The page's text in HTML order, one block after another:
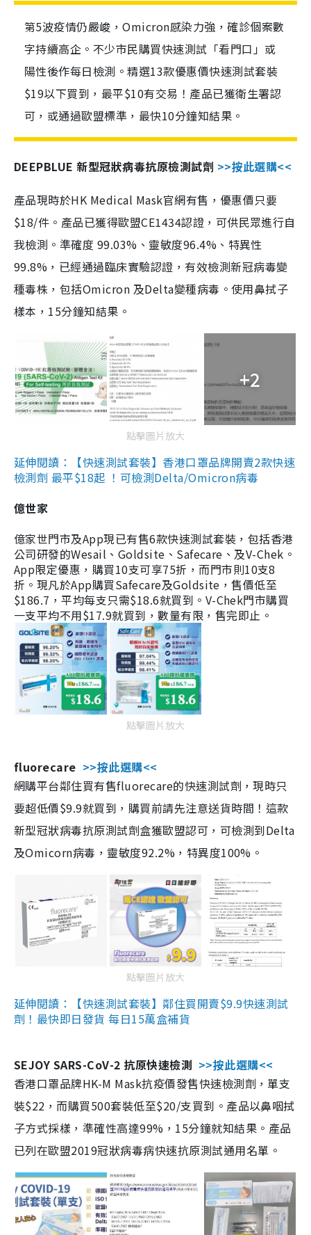
第5波疫情仍嚴峻，Omicron感染力強，確診個案數
字持續高企。不少市民購買快速測試「看門口」或
陽性後作每日檢測。精選13款優惠價快速測試套裝
$19以下買到，最平$10有交易！產品已獲衛生署認
可，或通過歐盟標準，最快10分鐘知結果。
DEEPBLUE 新型冠狀病毒抗原檢測試劑 >>按此選購<<
產品現時於HK Medical Mask官網有售，優惠價只要
$18/件。產品已獲得歐盟CE1434認證，可供民眾進行自
我檢測。準確度 99.03%、靈敏度96.4%、特異性
99.8%，已經通過臨床實驗認證，有效檢測新冠病毒變
種毒株，包括Omicron 及Delta變種病毒。使用鼻拭子
樣本，15分鐘知結果。
+2
點擊圖片放大
延伸閱讀：【快速測試套裝】香港口罩品牌開賣2款快速
檢測劑 最平$18起 ！可檢測Delta/Omicron病毒
億世家
億家世門市及App現已有售6款快速測試套裝，包括香港
公司研發的Wesail、Goldsite、Safecare、及V-Chek。
App限定優惠，購買10支可享75折，而門市則10支8
折。現凡於App購買Safecare及Goldsite，售價低至
$186.7，平均每支只需$18.6就買到。V-Chek門市購買
一支平均不用$17.9就買到，數量有限，售完即止。
點擊圖片放大
fluorecare >>按此選購<<
網購平台鄰住買有售fluorecare的快速測試劑，現時只
要超低價$9.9就買到，購買前請先注意送貨時間！這款
新型冠狀病毒抗原測試劑盒獲歐盟認可，可檢測到Delta
及Omicorn病毒，靈敏度92.2%，特異度100%。
點擊圖片放大
延伸閱讀：【快速測試套裝】鄰住買開賣$9.9快速測試
劑！最快即日發貨 每日15萬盒補貨
SEJOY SARS-CoV-2 抗原快速檢測 >>按此選購<<
香港口罩品牌HK-M Mask抗疫價發售快速檢測劑，單支
裝$22，而購買500套裝低至$20/支買到。產品以鼻咽拭
子方式採樣，準確性高達99%，15分鐘就知結果。產品
已列在歐盟2019冠狀病毒病快速抗原測試通用名單。